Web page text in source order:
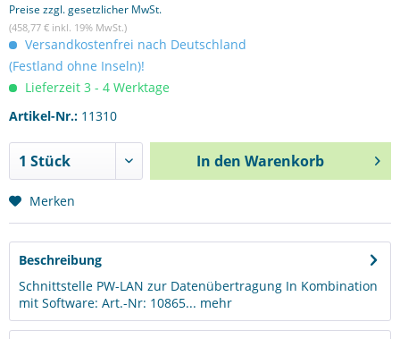
Preise zzgl. gesetzlicher MwSt.
(458,77 € inkl. 19% MwSt.)
Versandkostenfrei nach Deutschland
(Festland ohne Inseln)!
Lieferzeit 3 - 4 Werktage
Artikel-Nr.: 11310
In den Warenkorb
Merken
Beschreibung
Schnittstelle PW-LAN zur Datenübertragung In Kombination
mit Software: Art.-Nr: 10865... mehr